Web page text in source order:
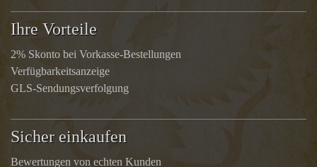
Ihre Vorteile
2% Skonto bei Vorkasse-Bestellungen
Verfügbarkeitsanzeige
GLS-Sendungsverfolgung
Sicher einkaufen
Bewertungen von echten Kunden